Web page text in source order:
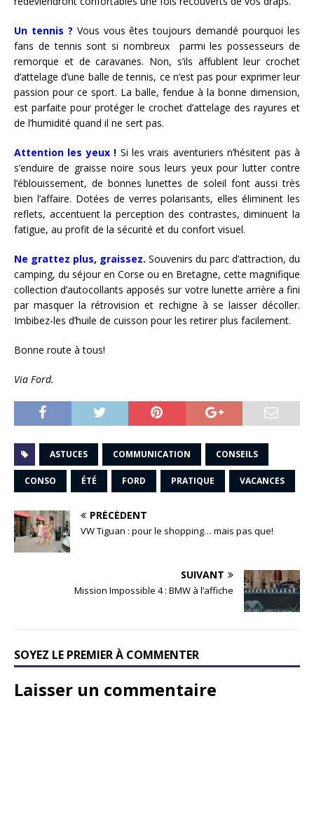
Un tennis ? Vous vous êtes toujours demandé pourquoi les
fans de tennis sont si nombreux parmi les possesseurs de
remorque et de caravanes. Non, s’ils affublent leur crochet
d’attelage d’une balle de tennis, ce n’est pas pour exprimer leur
passion pour ce sport. La balle, fendue à la bonne dimension,
est parfaite pour protéger le crochet d’attelage des rayures et
de l’humidité quand il ne sert pas.
Attention les yeux ! Si les vrais aventuriers n’hésitent pas à
s’enduire de graisse noire sous leurs yeux pour lutter contre
l’éblouissement, de bonnes lunettes de soleil font aussi très
bien l’affaire. Dotées de verres polarisants, elles éliminent les
reflets, accentuent la perception des contrastes, diminuent la
fatigue, au profit de la sécurité et du confort visuel.
Ne grattez plus, graissez. Souvenirs du parc d’attraction, du
camping, du séjour en Corse ou en Bretagne, cette magnifique
collection d’autocollants apposés sur votre lunette arrière a fini
par masquer la rétrovision et rechigne à se laisser décoller.
Imbibez-les d’huile de cuisson pour les retirer plus facilement.
Bonne route à tous!
Via Ford.
ASTUCES COMMUNICATION CONSEILS
CONSO ÉTÉ FORD PRATIQUE VACANCES
PRÉCÉDENT
VW Tiguan : pour le shopping… mais pas que!
SUIVANT
Mission Impossible 4 : BMW à l’affiche
SOYEZ LE PREMIER À COMMENTER
Laisser un commentaire